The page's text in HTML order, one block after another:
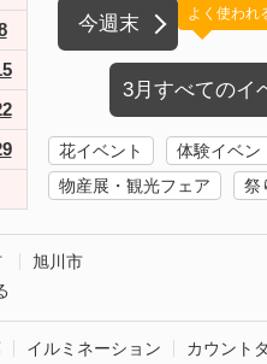
今週末
3月すべてのイ
よく使われ
花イベント
体験イベン
物産展・観光フェア
祭
旭川市
イルミネーション カウント